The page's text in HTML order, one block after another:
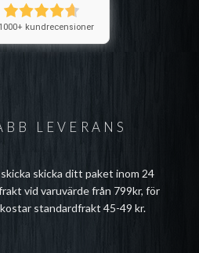
LEVERANS
skicka ditt paket inom 24
vid varuvärde från 799kr, för
standardfrakt 45-49 kr.
kundrecensioner